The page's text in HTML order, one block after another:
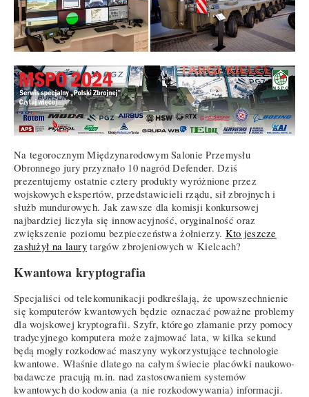
Na tegorocznym Międzynarodowym Salonie Przemysłu
Obronnego jury przyznało 10 nagród Defender. Dziś
prezentujemy ostatnie cztery produkty wyróżnione przez
wojskowych ekspertów, przedstawicieli rządu, sił zbrojnych i
służb mundurowych. Jak zawsze dla komisji konkursowej
najbardziej liczyła się innowacyjność, oryginalność oraz
zwiększenie poziomu bezpieczeństwa żołnierzy. Kto jeszcze
zasłużył na laury targów zbrojeniowych w Kielcach?
Kwantowa kryptografia
Specjaliści od telekomunikacji podkreślają, że upowszechnienie
się komputerów kwantowych będzie oznaczać poważne problemy
dla wojskowej kryptografii. Szyfr, którego złamanie przy pomocy
tradycyjnego komputera może zajmować lata, w kilka sekund
będą mogły rozkodować maszyny wykorzystujące technologie
kwantowe. Właśnie dlatego na całym świecie placówki naukowo-
badawcze pracują m.in. nad zastosowaniem systemów
kwantowych do kodowania (a nie rozkodowywania) informacji.